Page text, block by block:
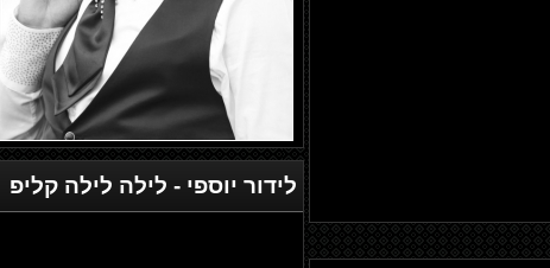
לידור יוספי - לילה לילה קליפ